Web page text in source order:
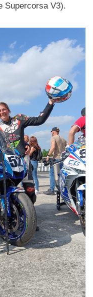
Supercorsa V3).